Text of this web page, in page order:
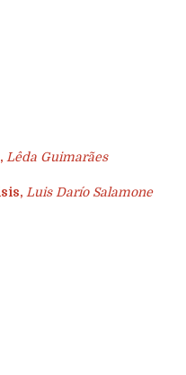
Lêda Guimarães
Luis Darío Salamone